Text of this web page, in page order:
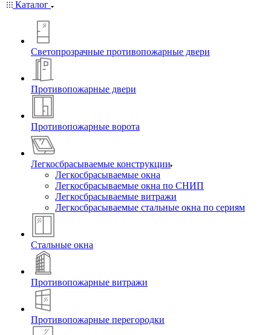
Каталог
Светопрозрачные противопожарные двери
Противопожарные двери
Противопожарные ворота
Легкосбрасываемые конструкции
Легкосбрасываемые окна
Легкосбрасываемые окна по СНИП
Легкосбрасываемые витражи
Легкосбрасываемые стальные окна по сериям
Стальные окна
Противопожарные витражи
Противопожарные перегородки